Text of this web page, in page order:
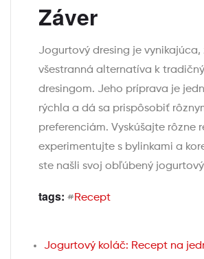
Záver
Jogurtový dresing je vynikajúca,
všestranná alternatíva k
dresingom. Jeho príprava je
rýchla a dá sa prispôsobiť
preferenciám. Vyskúšajte rôzne
experimentujte s bylinkami a
ste našli svoj obľúbený
tags: #Recept
Jogurtový koláč: Recept na